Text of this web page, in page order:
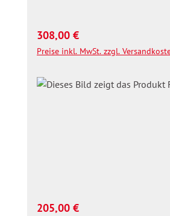
Regulärer Preis:
308,00 €
Preise inkl. MwSt. zzgl.
Regulärer Preis:
205,00 €